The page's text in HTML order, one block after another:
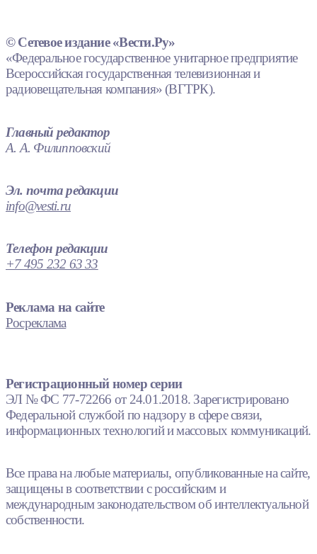
© Сетевое издание «Вести.Ру»
«Федеральное государственное унитарное предприятие
Всероссийская государственная телевизионная и
радиовещательная компания» (ВГТРК).
Главный редактор
А. А. Филипповский
Эл. почта редакции
info@vesti.ru
Телефон редакции
+7 495 232 63 33
Реклама на сайте
Росреклама
Регистрационный номер серии
ЭЛ № ФС 77-72266 от 24.01.2018. Зарегистрировано
Федеральной службой по надзору в сфере связи,
информационных технологий и массовых коммуникаций.
Все права на любые материалы, опубликованные на сайте,
защищены в соответствии с российским и
международным законодательством об интеллектуальной
собственности.